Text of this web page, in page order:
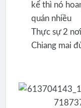
kể thì nó
quán nhiều
Thực sự 2
Chiang mai